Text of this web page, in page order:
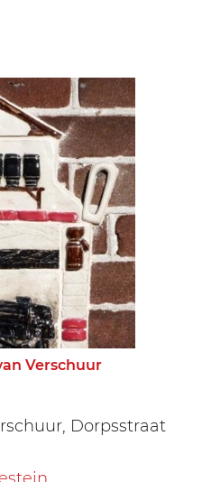
Verschuur
Dorpsstraat